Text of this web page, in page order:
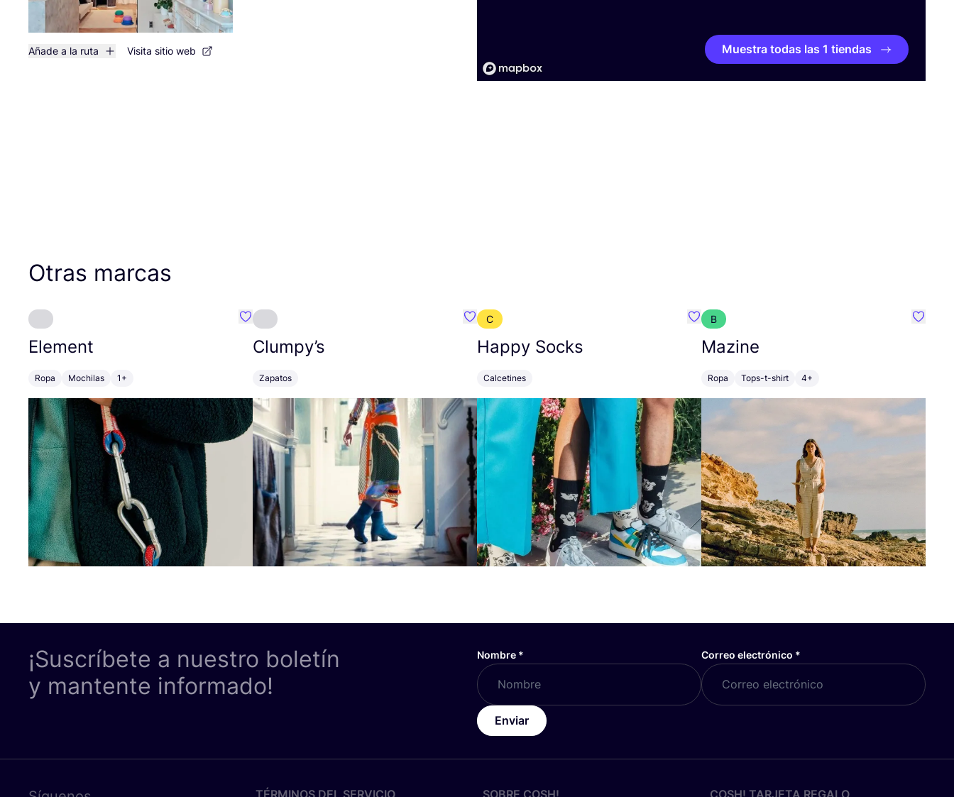
Añade a la ruta Visita sitio web Muestra todas las 1 tiendas
Otras marcas
Element
Ropa Mochilas 1+
Favoritos {nombre}
Clumpy’s
Zapatos
Favoritos {nombre}
C
Happy Socks
Calcetines
Favoritos {nombre}
B
Mazine
Ropa Tops-t-shirt 4+
¡Suscríbete a nuestro boletín
y mantente informado!
Nombre * Correo electrónico *
Enviar
TÉRMINOS DEL SERVICIO SOBRE COSH! COSH! TARJETA REGALO